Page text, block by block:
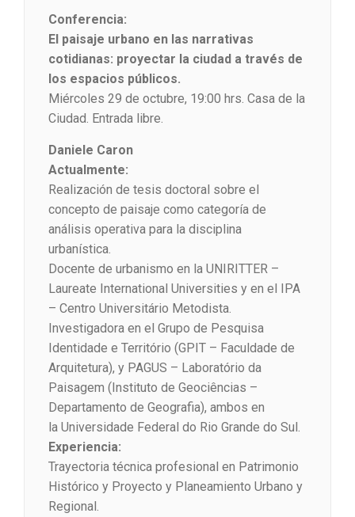
Conferencia:
El paisaje urbano en las narrativas
cotidianas: proyectar la ciudad a través de
los espacios públicos.
Miércoles 29 de octubre, 19:00 hrs. Casa de la
Ciudad. Entrada libre.
Daniele Caron
Actualmente:
Realización de tesis doctoral sobre el
concepto de paisaje como categoría de
análisis operativa para la disciplina
urbanística.
Docente de urbanismo en la UNIRITTER –
Laureate International Universities y en el IPA
– Centro Universitário Metodista.
Investigadora en el Grupo de Pesquisa
Identidade e Território (GPIT – Faculdade de
Arquitetura), y PAGUS – Laboratório da
Paisagem (Instituto de Geociências –
Departamento de Geografia), ambos en
la Universidade Federal do Rio Grande do Sul.
Experiencia:
Trayectoria técnica profesional en Patrimonio
Histórico y Proyecto y Planeamiento Urbano y
Regional.